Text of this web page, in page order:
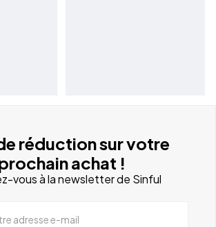
réduction sur votre
achat !
vous à la newsletter de Sinful
adresse e-mail